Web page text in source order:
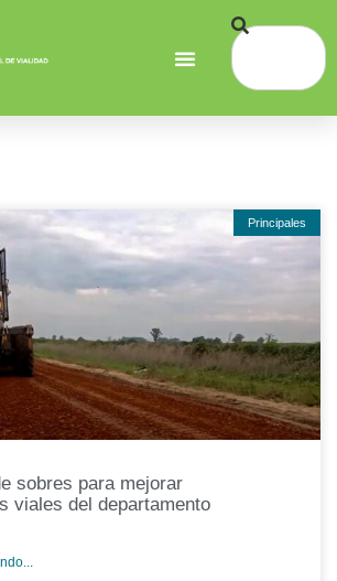
Principales
sobres para mejorar
viales del departamento